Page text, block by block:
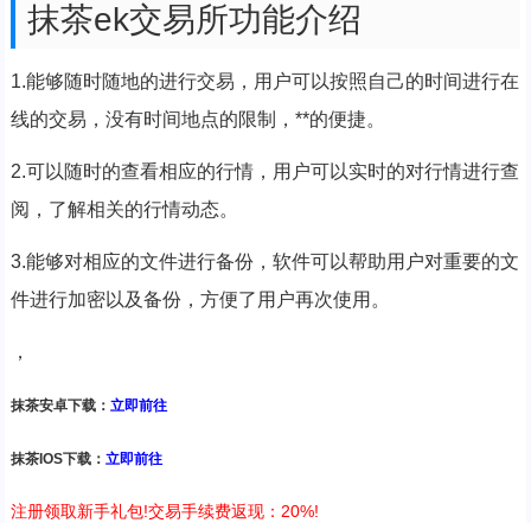
抹茶ek交易所功能介绍
1.能够随时随地的进行交易，用户可以按照自己的时间进行在
线的交易，没有时间地点的限制，**的便捷。
2.可以随时的查看相应的行情，用户可以实时的对行情进行查
阅，了解相关的行情动态。
3.能够对相应的文件进行备份，软件可以帮助用户对重要的文
件进行加密以及备份，方便了用户再次使用。
，
抹茶安卓下载： 立即前往
抹茶IOS下载： 立即前往
注册领取新手礼包!交易手续费返现：20%!